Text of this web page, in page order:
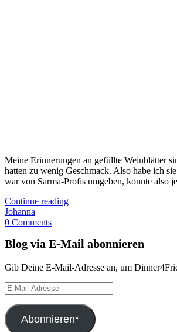
Meine Erinnerungen an gefüllte Weinblätter
hatten zu wenig Geschmack. Also habe ich
war von Sarma-Profis umgeben, konnte also
Continue reading
Johanna
0 Comments
Blog via E-Mail abonnieren
Gib Deine E-Mail-Adresse an, um
E-
Mail-
Adresse
Abonnieren*